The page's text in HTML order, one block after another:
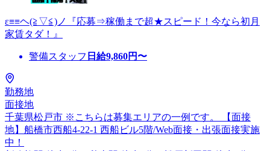
ε≡≡ヘ(≧▽≦)ノ『応募⇒稼働まで超★スピード！今なら初月
家賃タダ！』
警備スタッフ 日給9,860円〜
勤務地
面接地
千葉県松戸市 ※こちらは募集エリアの一例です。 【面接
地】船橋市西船4-22-1 西船ビル5階/Web面接・出張面接実施
中！